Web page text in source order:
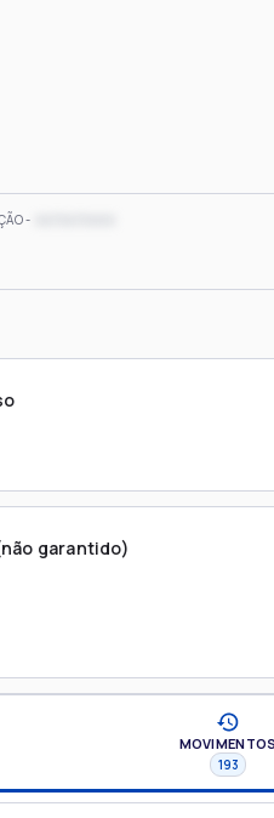
garantido)
MOVIMENTOS
193